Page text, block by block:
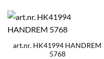
art.nr. HK41994 HANDREM
5768